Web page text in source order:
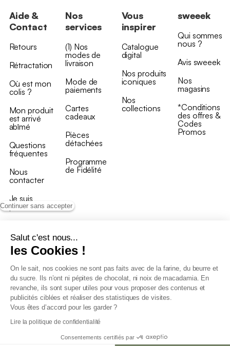
Continuer sans accepter
Salut c'est nous...
les Cookies !
On le sait, nos cookies ne sont pas faits avec de la farine, du beurre et
du sucre. Ils n’ont ni pépites de chocolat, ni noix de macadamia. En
revanche, ils sont super utiles pour vous proposer des contenus et
publicités ciblées et réaliser des statistiques de visites.
Vous êtes d’accord pour les garder ?
Lire la politique de confidentialité
Consentements certifiés par
Aide &
Contact
Retours
Rétractation
Où est mon
colis ?
Mon produit
est arrivé
abîmé
Questions
fréquentes
Nous
contacter
Je suis
professionnel
Nos
services
(1) Nos
modes de
livraison
Mode de
paiements
Cartes
cadeaux
Pièces
détachées
Programme
de Fidélité
Vous
inspirer
Catalogue
digital
Nos produits
iconiques
Nos
collections
sweeek
Qui sommes
nous ?
Avis sweeek
Nos
magasins
*Conditions
des offres &
Codes
Promos
Conditions générales de vente
Conditions générales du programme de fidélité
Charte de données personnelles
Conditions générales de vente Pro
Déclaration d’accessibilité